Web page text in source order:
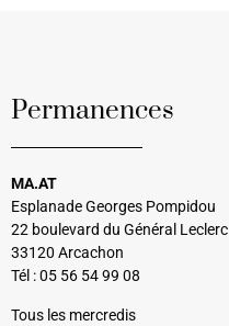
Permanences
MA.AT
Esplanade Georges Pompidou
22 boulevard du Général Leclerc
33120 Arcachon
Tél : 05 56 54 99 08
Tous les mercredis